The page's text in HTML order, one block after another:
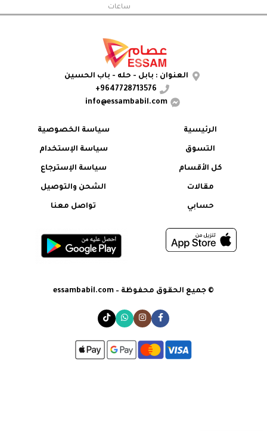
ساعات
العنوان : بابل - حله - باب الحسين
9647728713576+
info@essambabil.com
الرئيسية
التسوق
كل الأقسام
مقالات
حسابي
سياسة الخصوصية
سياسة الإستخدام
سياسة الإسترجاع
الشحن والتوصيل
تواصل معنا
© جميع الحقوق محفوظة – essambabil.com